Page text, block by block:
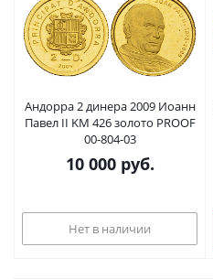
Андорра 2 динера 2009 Иоанн
Павел II KM 426 золото PROOF
00-804-03
10 000руб.
Нет в наличии